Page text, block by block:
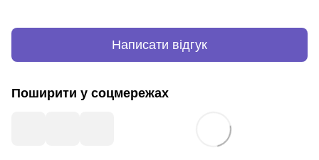
Написати відгук
Поширити у соцмережах